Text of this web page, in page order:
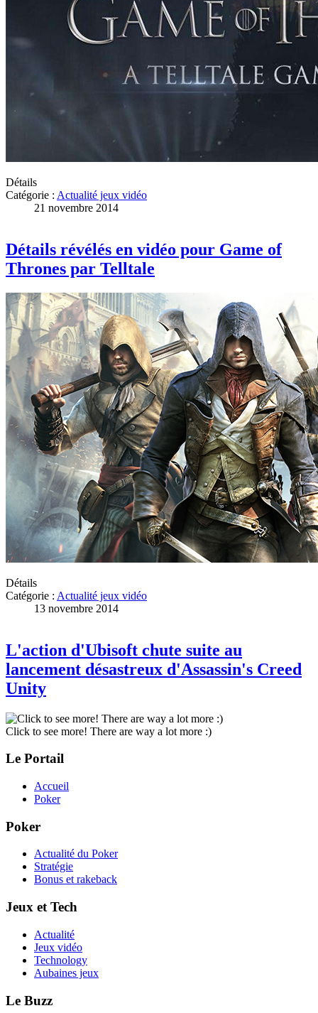
Détails
Catégorie : Actualité jeux vidéo
21 novembre 2014
Détails révélés en vidéo pour Game of
Thrones par Telltale
Détails
Catégorie : Actualité jeux vidéo
13 novembre 2014
L'action d'Ubisoft chute suite au
lancement désastreux d'Assassin's Creed
Unity
Click to see more! There are way a lot more :)
Le Portail
Accueil
Poker
Poker
Actualité du Poker
Stratégie
Bonus et rakeback
Jeux et Tech
Actualité
Jeux vidéo
Technology
Aubaines jeux
Le Buzz